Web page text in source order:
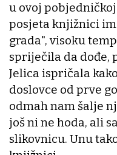
u ovoj
posjeta knjižnici
grada", visoku
spriječila da dođe,
Jelica ispričala
doslovce od prve
odmah nam šalje
još ni ne hoda, ali
slikovnicu. Unu